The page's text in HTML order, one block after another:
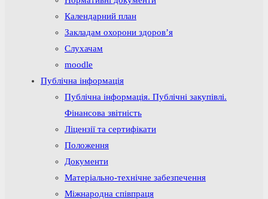
Календарний план
Закладам охорони здоров’я
Слухачам
moodle
Публічна інформація
Публічна інформація. Публічні закупівлі.
Фінансова звітність
Ліцензії та сертифікати
Положення
Документи
Матеріально-технічне забезпечення
Міжнародна співпраця